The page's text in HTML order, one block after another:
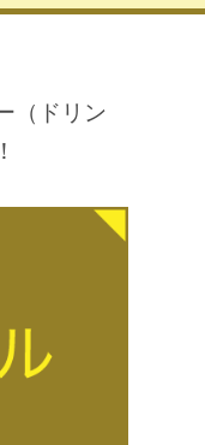
（ドリン